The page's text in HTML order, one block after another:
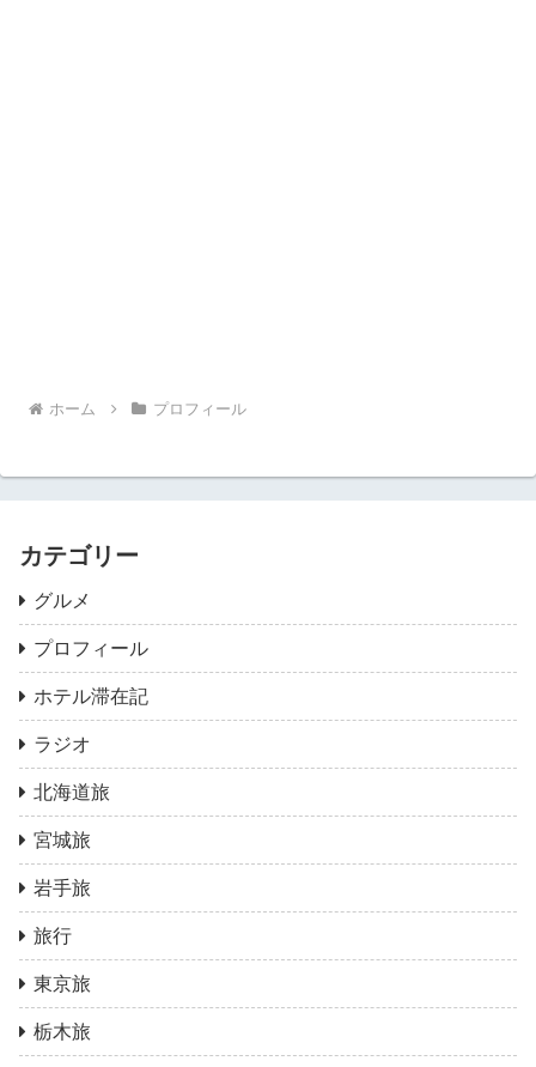
ホーム プロフィール
カテゴリー
グルメ
プロフィール
ホテル滞在記
ラジオ
北海道旅
宮城旅
岩手旅
旅行
東京旅
栃木旅